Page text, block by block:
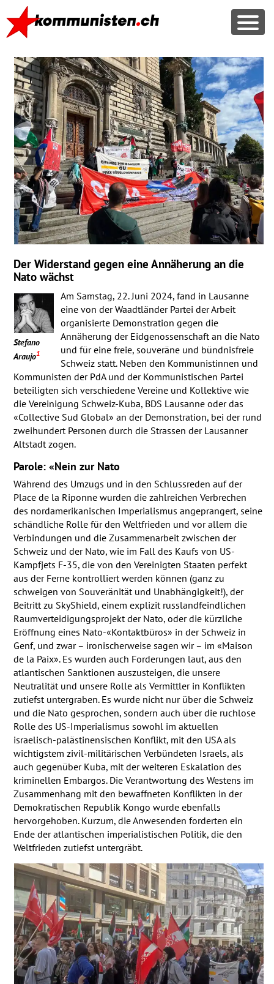
Der Widerstand gegen eine Annäherung an die
Nato wächst
Stefano
Araujo1
Am Samstag, 22. Juni 2024, fand in Lausanne
eine von der Waadtländer Partei der Arbeit
organisierte Demonstration gegen die
Annäherung der Eidgenossenschaft an die Nato
und für eine freie, souveräne und bündnisfreie
Schweiz statt. Neben den Kommunistinnen und
Kommunisten der PdA und der Kommunistischen Partei
beteiligten sich verschiedene Vereine und Kollektive wie
die Vereinigung Schweiz-Kuba, BDS Lausanne oder das
«Collective Sud Global» an der Demonstration, bei der rund
zweihundert Personen durch die Strassen der Lausanner
Altstadt zogen.
Parole: «Nein zur Nato
Während des Umzugs und in den Schlussreden auf der
Place de la Riponne wurden die zahlreichen Verbrechen
des nordamerikanischen Imperialismus angeprangert, seine
schändliche Rolle für den Weltfrieden und vor allem die
Verbindungen und die Zusammenarbeit zwischen der
Schweiz und der Nato, wie im Fall des Kaufs von US-
Kampfjets F-35, die von den Vereinigten Staaten perfekt
aus der Ferne kontrolliert werden können (ganz zu
schweigen von Souveränität und Unabhängigkeit!), der
Beitritt zu SkyShield, einem explizit russlandfeindlichen
Raumverteidigungsprojekt der Nato, oder die kürzliche
Eröffnung eines Nato-«Kontaktbüros» in der Schweiz in
Genf, und zwar – ironischerweise sagen wir – im «Maison
de la Paix». Es wurden auch Forderungen laut, aus den
atlantischen Sanktionen auszusteigen, die unsere
Neutralität und unsere Rolle als Vermittler in Konflikten
zutiefst untergraben. Es wurde nicht nur über die Schweiz
und die Nato gesprochen, sondern auch über die ruchlose
Rolle des US-Imperialismus sowohl im aktuellen
israelisch-palästinensischen Konflikt, mit den USAals
wichtigstem zivil-militärischen Verbündeten Israels, als
auch gegenüber Kuba, mit der weiteren Eskalation des
kriminellen Embargos. Die Verantwortung des Westens im
Zusammenhang mit den bewaffneten Konflikten in der
Demokratischen Republik Kongo wurde ebenfalls
hervorgehoben. Kurzum, die Anwesenden forderten ein
Ende der atlantischen imperialistischen Politik, die den
Weltfrieden zutiefst untergräbt.